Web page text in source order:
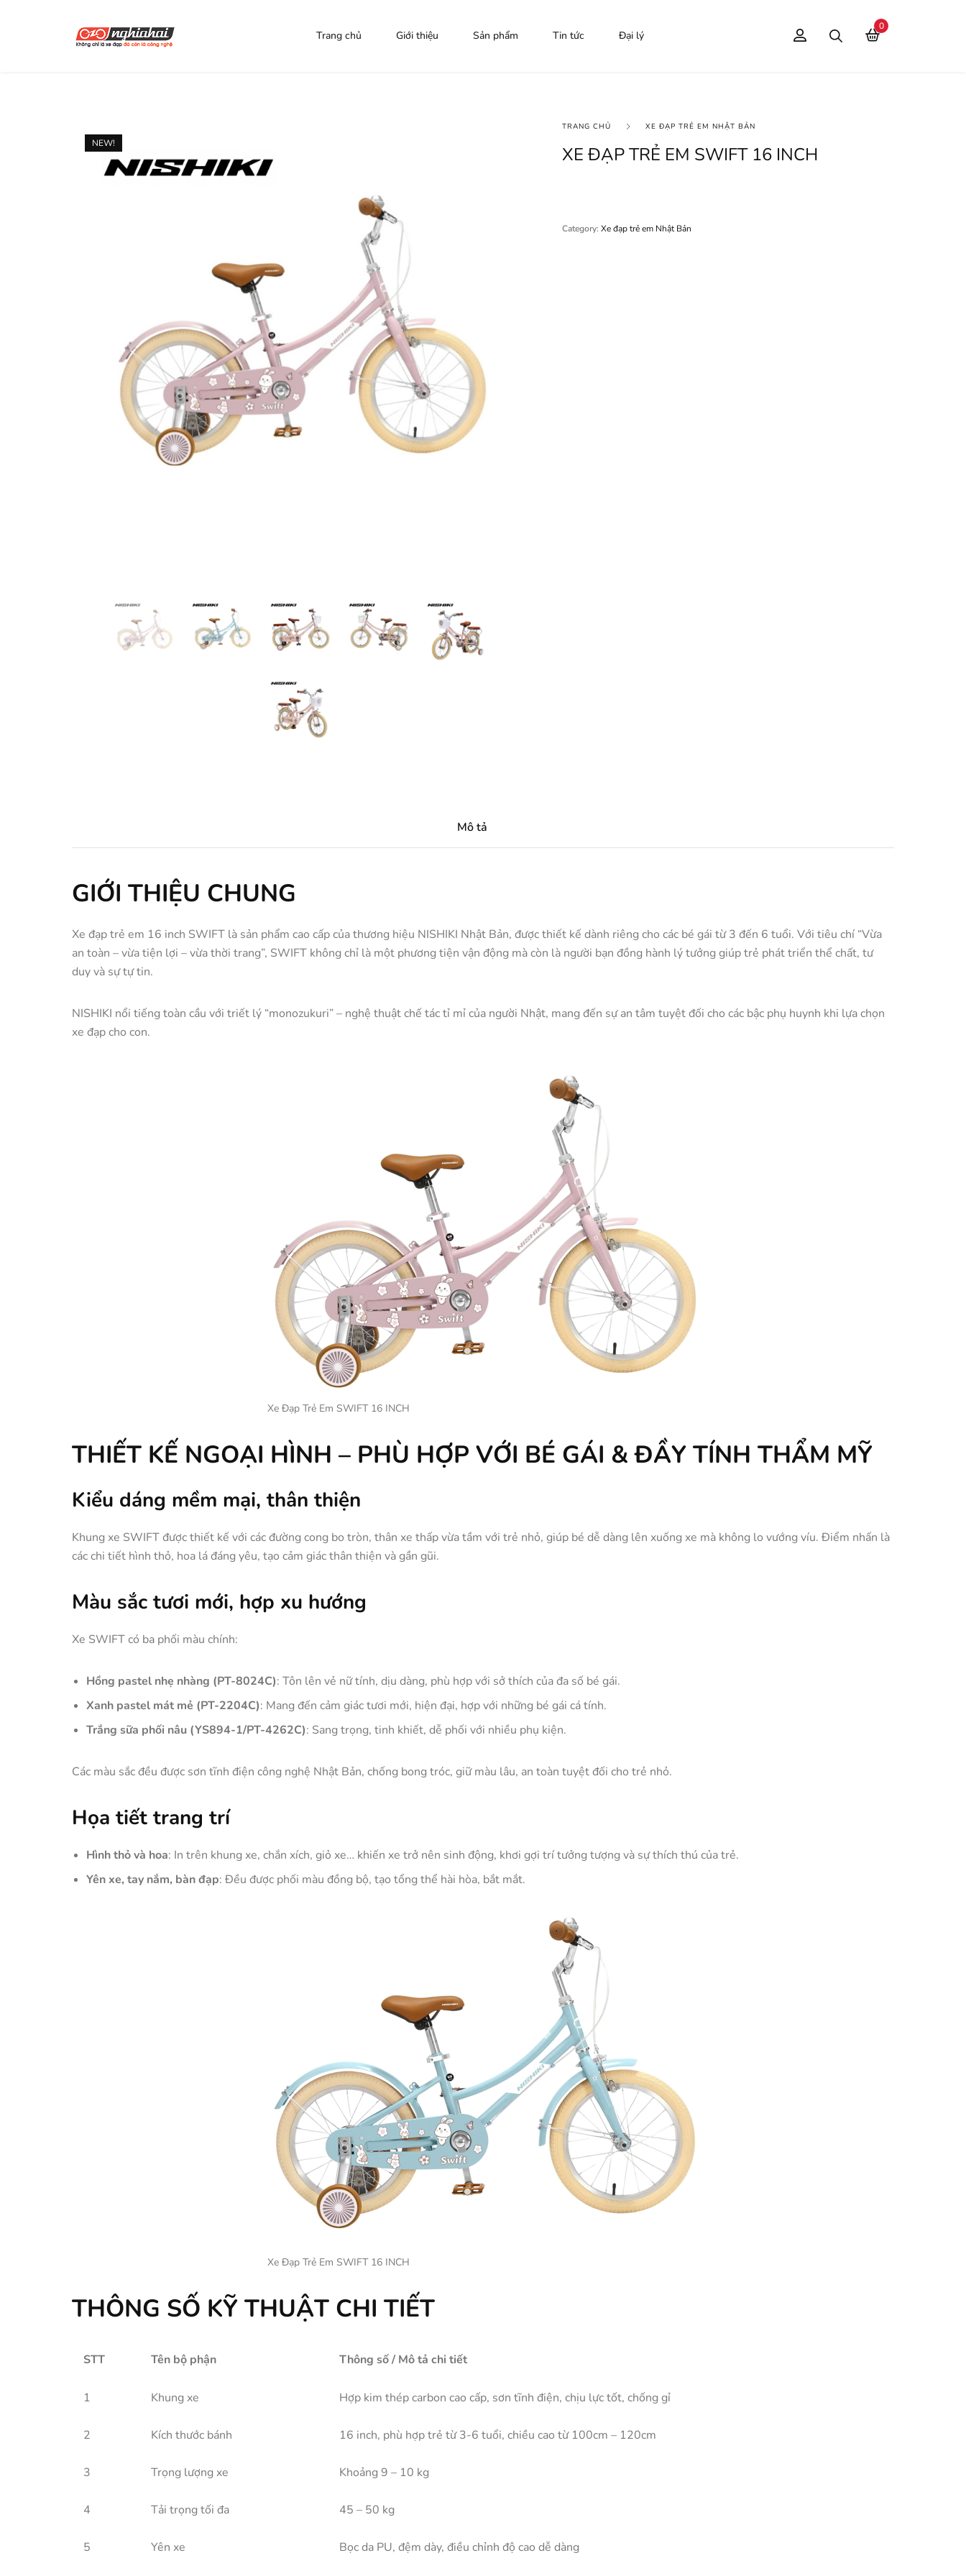
Trang chủ Giới thiệu Sản phẩm Tin tức Đại lý
0
NEW!
TRANG CHỦ XE ĐẠP TRẺ EM NHẬT BẢN
XE ĐẠP TRẺ EM SWIFT 16 INCH
Category:Xe đạp trẻ em Nhật Bản
Mô tả
GIỚI THIỆU CHUNG
Xe đạp trẻ em 16 inch SWIFT là sản phẩm cao cấp của thương hiệu NISHIKI Nhật Bản, được thiết kế dành riêng cho các bé gái từ 3 đến 6 tuổi. Với tiêu chí “Vừa
an toàn – vừa tiện lợi – vừa thời trang”, SWIFT không chỉ là một phương tiện vận động mà còn là người bạn đồng hành lý tưởng giúp trẻ phát triển thể chất, tư
duy và sự tự tin.
NISHIKI nổi tiếng toàn cầu với triết lý “monozukuri” – nghệ thuật chế tác tỉ mỉ của người Nhật, mang đến sự an tâm tuyệt đối cho các bậc phụ huynh khi lựa chọn
xe đạp cho con.
Xe Đạp Trẻ Em SWIFT 16 INCH
THIẾT KẾ NGOẠI HÌNH – PHÙ HỢP VỚI BÉ GÁI & ĐẦY TÍNH THẨM MỸ
Kiểu dáng mềm mại, thân thiện
Khung xe SWIFT được thiết kế với các đường cong bo tròn, thân xe thấp vừa tầm với trẻ nhỏ, giúp bé dễ dàng lên xuống xe mà không lo vướng víu. Điểm nhấn là
các chi tiết hình thỏ, hoa lá đáng yêu, tạo cảm giác thân thiện và gần gũi.
Màu sắc tươi mới, hợp xu hướng
Xe SWIFT có ba phối màu chính:
Hồng pastel nhẹ nhàng (PT-8024C): Tôn lên vẻ nữ tính, dịu dàng, phù hợp với sở thích của đa số bé gái.
Xanh pastel mát mẻ (PT-2204C): Mang đến cảm giác tươi mới, hiện đại, hợp với những bé gái cá tính.
Trắng sữa phối nâu (YS894-1/PT-4262C): Sang trọng, tinh khiết, dễ phối với nhiều phụ kiện.
Các màu sắc đều được sơn tĩnh điện công nghệ Nhật Bản, chống bong tróc, giữ màu lâu, an toàn tuyệt đối cho trẻ nhỏ.
Họa tiết trang trí
Hình thỏ và hoa: In trên khung xe, chắn xích, giỏ xe… khiến xe trở nên sinh động, khơi gợi trí tưởng tượng và sự thích thú của trẻ.
Yên xe, tay nắm, bàn đạp: Đều được phối màu đồng bộ, tạo tổng thể hài hòa, bắt mắt.
Xe Đạp Trẻ Em SWIFT 16 INCH
THÔNG SỐ KỸ THUẬT CHI TIẾT
STT Tên bộ phận Thông số / Mô tả chi tiết
1 Khung xe Hợp kim thép carbon cao cấp, sơn tĩnh điện, chịu lực tốt, chống gỉ
2 Kích thước bánh 16 inch, phù hợp trẻ từ 3-6 tuổi, chiều cao từ 100cm – 120cm
3 Trọng lượng xe Khoảng 9 – 10 kg
4 Tải trọng tối đa 45 – 50 kg
5 Yên xe Bọc da PU, đệm dày, điều chỉnh độ cao dễ dàng